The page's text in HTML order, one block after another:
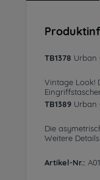
TB1378 Urban
Vintage Look!
TB1389 Urban
Die
Weitere
Artikel-Nr.: